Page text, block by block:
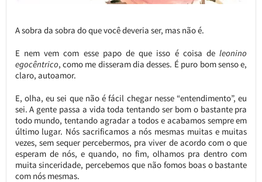
A sobra da sobra do que você deveria ser, mas não é.
E nem vem com esse papo de que isso é coisa de leonino
egocêntrico, como me disseram dia desses. É puro bom senso e,
claro, autoamor.
E, olha, eu sei que não é fácil chegar nesse “entendimento”, eu
sei. A gente passa a vida toda tentando ser bom o bastante pra
todo mundo, tentando agradar a todos e acabamos sempre em
último lugar. Nós sacrificamos a nós mesmas muitas e muitas
vezes, sem sequer percebermos, pra viver de acordo com o que
esperam de nós, e quando, no fim, olhamos pra dentro com
muita sinceridade, percebemos que não fomos boas o bastante
com nós mesmas.